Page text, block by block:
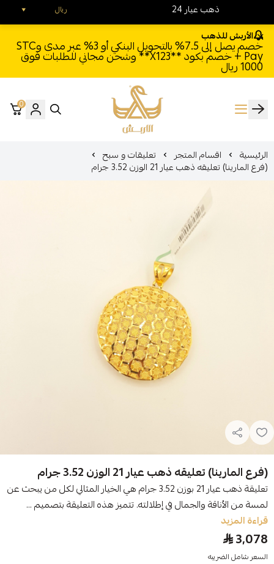
الأربش للذهب
خصم يصل إلى 7.5% بالتحويل البنكي أو 3% عبر مدى وSTC
Pay + خصم بكود **X123** وشحن مجاني للطلبات فوق
1000 ريال
الأربش للذهب
0
الرئيسية اقسام المتجر تعليقات و سبح
(فرع المارينا) تعليقه ذهب عيار 21 الوزن 3.52 جرام
(فرع المارينا) تعليقه ذهب عيار 21 الوزن 3.52 جرام
تعليقة ذهب عيار 21 بوزن 3.52 جرام هي الخيار المثالي لكل من يبحث عن
لمسة من الأناقة والجمال في إطلالته. تتميز هذه التعليقة بتصميم ...
قراءة المزيد
3,078
السعر شامل الضريبه
24 ذهب عيار ريال